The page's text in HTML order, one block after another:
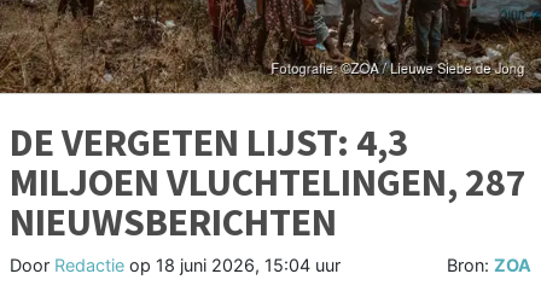
DE VERGETEN LIJST: 4,3
MILJOEN VLUCHTELINGEN, 287
NIEUWSBERICHTEN
Door Redactie op 18 juni 2026, 15:04 uur Bron: ZOA